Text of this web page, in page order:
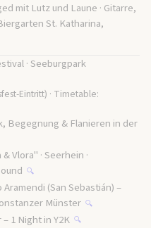
mit Lutz und Laune · Gitarre,
St. Katharina,
· Seeburgpark
Eintritt) · Timetable:
Begegnung & Flanieren in der
Vlora" · Seerhein ·
🔍
(San Sebastián) –
Münster 🔍
1 Night in Y2K 🔍